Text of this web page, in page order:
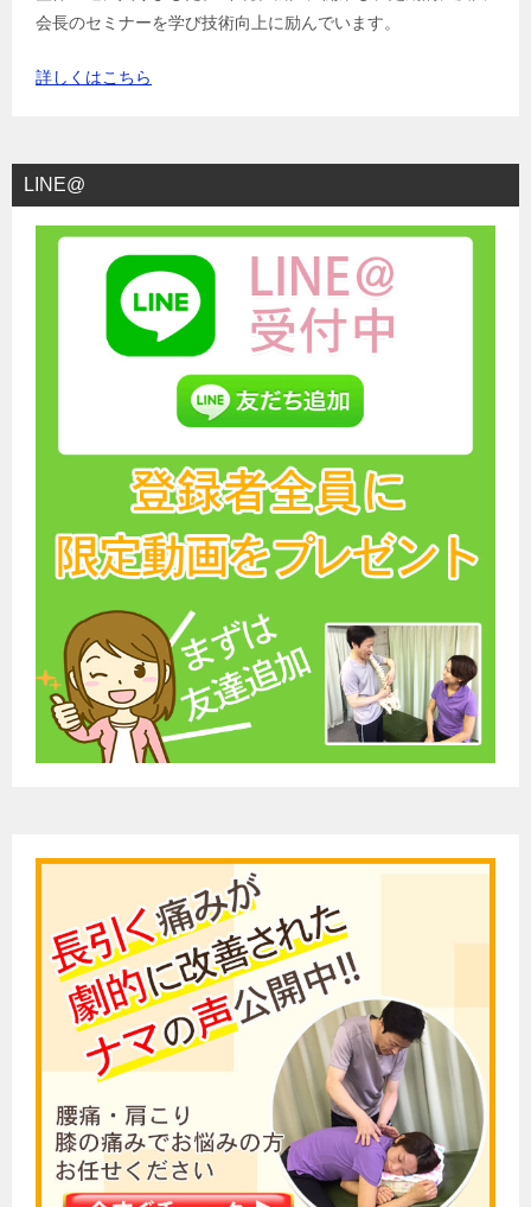
会長のセミナーを学び技術向上に励んでいます。
詳しくはこちら
LINE@